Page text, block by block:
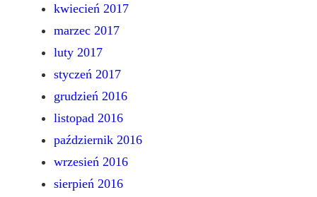
kwiecień 2017
marzec 2017
luty 2017
styczeń 2017
grudzień 2016
listopad 2016
październik 2016
wrzesień 2016
sierpień 2016